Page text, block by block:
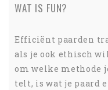
WAT IS FUN?
Efficiënt paarden
als je ook ethisch
om welke methode
telt, is wat je paard